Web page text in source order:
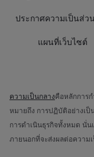
ประกาศความเป็นส่ว
แผนที่เว็บไซต์
ความเป็นกลางคือหลักการ
หมายถึง การปฏิบัติอย่างเป็
การดำเนินธุรกิจทั้งหมด นั่
ภายนอกที่จะส่งผลต่อความ